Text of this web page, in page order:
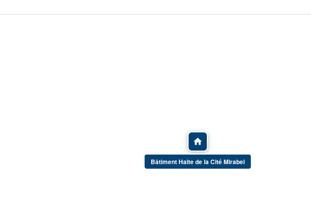
Bâtiment Halte de la Cité Mirabel